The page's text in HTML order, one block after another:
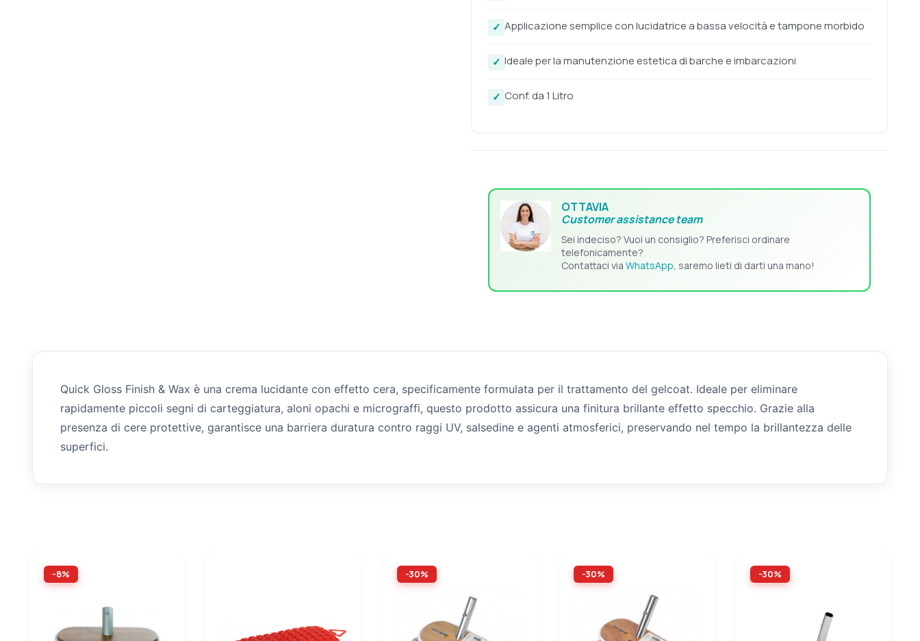
Applicazione semplice con lucidatrice a bassa velocità e tampone morbido
Ideale per la manutenzione estetica di barche e imbarcazioni
Conf. da 1 Litro
OTTAVIA
Customer assistance team
Sei indeciso? Vuoi un consiglio? Preferisci ordinare
telefonicamente?
Contattaci via WhatsApp, saremo lieti di darti una mano!
Quick Gloss Finish & Wax è una crema lucidante con effetto cera, specificamente formulata per il trattamento del gelcoat. Ideale per eliminare
rapidamente piccoli segni di carteggiatura, aloni opachi e micrograffi, questo prodotto assicura una finitura brillante effetto specchio. Grazie alla
presenza di cere protettive, garantisce una barriera duratura contro raggi UV, salsedine e agenti atmosferici, preservando nel tempo la brillantezza delle
superfici.
-8% -30% -30% -30%